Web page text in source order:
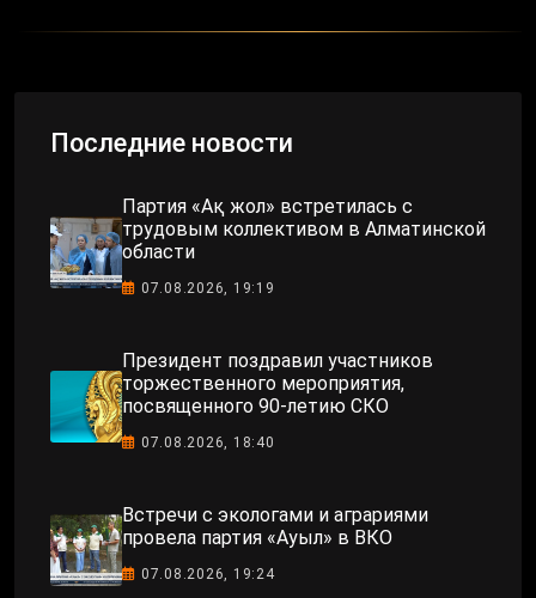
Последние новости
Партия «Ақ жол» встретилась с
трудовым коллективом в Алматинской
области
07.08.2026, 19:19
Президент поздравил участников
торжественного мероприятия,
посвященного 90-летию СКО
07.08.2026, 18:40
Встречи с экологами и аграриями
провела партия «Ауыл» в ВКО
07.08.2026, 19:24